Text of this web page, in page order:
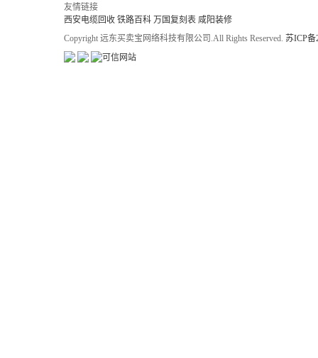
友情链接
西安电缆回收 铁路百科 万国复刻表 咸阳装修
Copyright 远东买卖宝网络科技有限公司.All Rights Reserved. 苏ICP备